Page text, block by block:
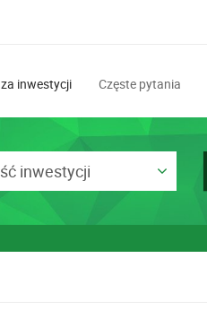
inwestycji Częste pytania
inwestycji